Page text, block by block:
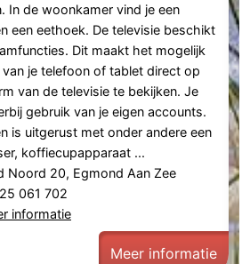
In de woonkamer vind je een
een eethoek. De televisie beschikt
Dit maakt het mogelijk
je telefoon of tablet direct op
van de televisie te bekijken. Je
gebruik van je eigen accounts.
is uitgerust met onder andere een
koffiecupapparaat ...
Noord 20, Egmond Aan Zee
061 702
informatie
Meer informatie